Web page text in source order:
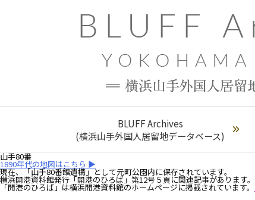
BLUFF Archives
(横浜山手外国人居留地データベース)
山手80番
1890年代の地図はこちら ▶︎
現在、「山手80番館遺構」として元町公園内に保存されています。
横浜開港資料館発行「開港のひろば」第12号５頁に関連記事があります。
「開港のひろば」は横浜開港資料館のホームページに掲載されています。